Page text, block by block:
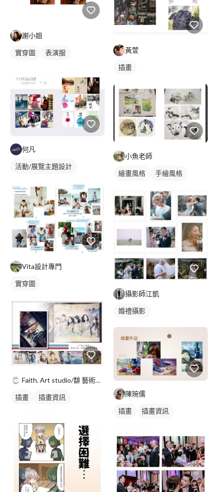
謝小姐
實穿圖 表演服
何凡
活動/展覽主題設計
Vita設計專門
實穿圖
Faith. Art studio/馡 藝術工作室
插畫 插畫資訊
黃萱
插畫
小魚老師
繪畫風格
手繪風格
攝影師江凱
婚禮攝影
陳琬儒
插畫 插畫資訊